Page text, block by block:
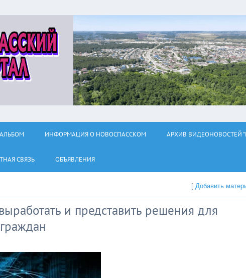
ИНФОРМАЦИЯ О НОВОСПАССКОМ АРХИВ ВИДЕОНОВОСТЕЙ
СВЯЗЬ ОБЪЯВЛЕНИЯ
[Добавить
и представить решения для